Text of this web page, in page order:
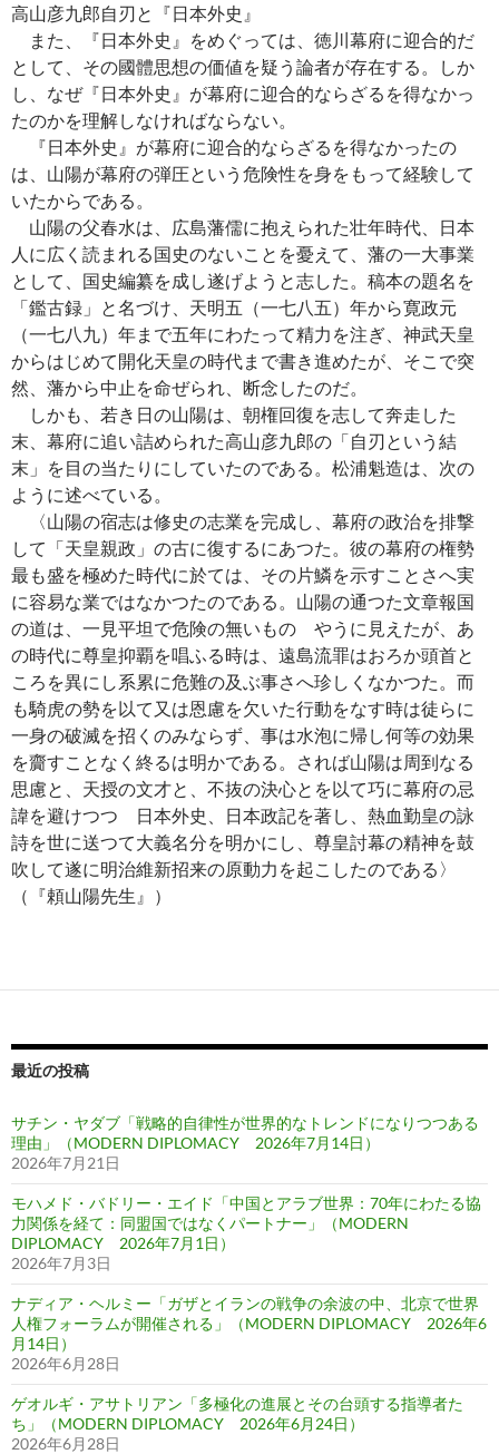
高山彦九郎自刃と『日本外史』
また、『日本外史』をめぐっては、徳川幕府に迎合的だ
として、その國體思想の価値を疑う論者が存在する。しか
し、なぜ『日本外史』が幕府に迎合的ならざるを得なかっ
たのかを理解しなければならない。
『日本外史』が幕府に迎合的ならざるを得なかったの
は、山陽が幕府の弾圧という危険性を身をもって経験して
いたからである。
山陽の父春水は、広島藩儒に抱えられた壮年時代、日本
人に広く読まれる国史のないことを憂えて、藩の一大事業
として、国史編纂を成し遂げようと志した。稿本の題名を
「鑑古録」と名づけ、天明五（一七八五）年から寛政元
（一七八九）年まで五年にわたって精力を注ぎ、神武天皇
からはじめて開化天皇の時代まで書き進めたが、そこで突
然、藩から中止を命ぜられ、断念したのだ。
しかも、若き日の山陽は、朝権回復を志して奔走した
末、幕府に追い詰められた高山彦九郎の「自刃という結
末」を目の当たりにしていたのである。松浦魁造は、次の
ように述べている。
〈山陽の宿志は修史の志業を完成し、幕府の政治を排撃
して「天皇親政」の古に復するにあつた。彼の幕府の権勢
最も盛を極めた時代に於ては、その片鱗を示すことさへ実
に容易な業ではなかつたのである。山陽の通つた文章報国
の道は、一見平坦で危険の無いものゝやうに見えたが、あ
の時代に尊皇抑覇を唱ふる時は、遠島流罪はおろか頭首と
ころを異にし系累に危難の及ぶ事さへ珍しくなかつた。而
も騎虎の勢を以て又は恩慮を欠いた行動をなす時は徒らに
一身の破滅を招くのみならず、事は水泡に帰し何等の効果
を齎すことなく終るは明かである。されば山陽は周到なる
思慮と、天授の文才と、不抜の決心とを以て巧に幕府の忌
諱を避けつつゝ日本外史、日本政記を著し、熱血勤皇の詠
詩を世に送つて大義名分を明かにし、尊皇討幕の精神を鼓
吹して遂に明治維新招来の原動力を起こしたのである〉
（『頼山陽先生』）
最近の投稿
サチン・ヤダブ「戦略的自律性が世界的なトレンドになりつつある
理由」（MODERN DIPLOMACY 2026年7月14日）
2026年7月21日
モハメド・バドリー・エイド「中国とアラブ世界：70年にわたる協
力関係を経て：同盟国ではなくパートナー」（MODERN
DIPLOMACY 2026年7月1日）
2026年7月3日
ナディア・ヘルミー「ガザとイランの戦争の余波の中、北京で世界
人権フォーラムが開催される」（MODERN DIPLOMACY 2026年6
月14日）
2026年6月28日
ゲオルギ・アサトリアン「多極化の進展とその台頭する指導者た
ち」（MODERN DIPLOMACY 2026年6月24日）
2026年6月28日